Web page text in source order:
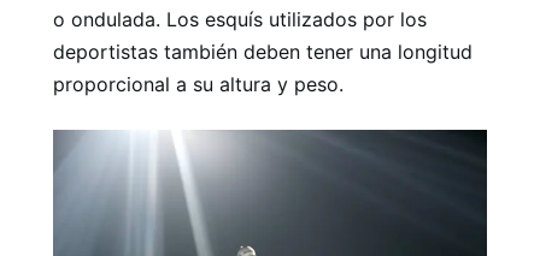
o ondulada. Los esquís utilizados por los
deportistas también deben tener una longitud
proporcional a su altura y peso.